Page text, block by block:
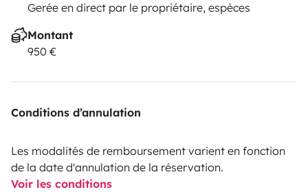
Gerée en direct par le propriétaire, espèces
Montant
950 €
Conditions d’annulation
Les modalités de remboursement varient en fonction
de la date d'annulation de la réservation.
Voir les conditions